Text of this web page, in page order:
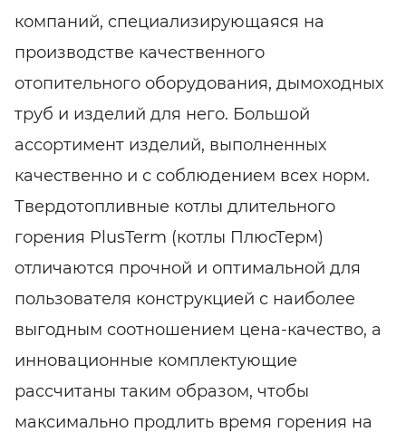
компаний, специализирующаяся на
производстве качественного
отопительного оборудования, дымоходных
труб и изделий для него. Большой
ассортимент изделий, выполненных
качественно и с соблюдением всех норм.
Твердотопливные котлы длительного
горения PlusTerm (котлы ПлюсТерм)
отличаются прочной и оптимальной для
пользователя конструкцией с наиболее
выгодным соотношением цена-качество, а
инновационные комплектующие
рассчитаны таким образом, чтобы
максимально продлить время горения на